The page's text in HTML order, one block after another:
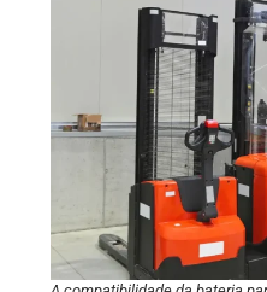
A compatibilidade da bateria